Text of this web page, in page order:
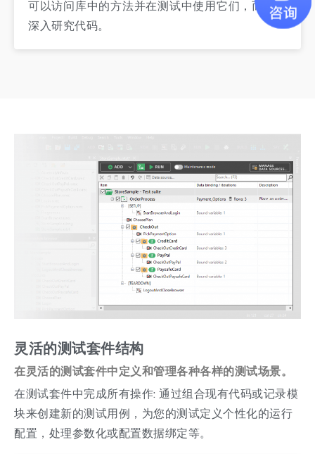
可以访问库中的方法并在测试中使用它们，而无需
深入研究代码。
灵活的测试套件结构
在灵活的测试套件中定义和管理各种各样的测试场景。
在测试套件中完成所有操作: 通过组合现有代码或记录模
块来创建新的测试用例，为您的测试定义个性化的运行
配置，处理参数化或配置数据绑定等。